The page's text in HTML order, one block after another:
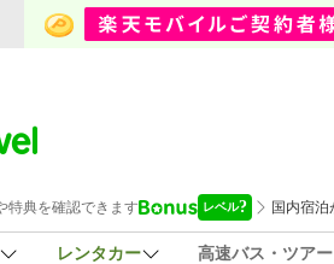
レンタカー 高速バス・ツアー